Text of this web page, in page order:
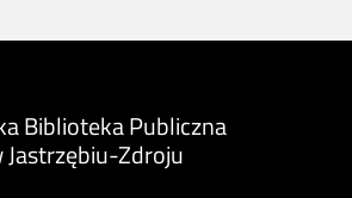
Biblioteka Publiczna
Jastrzębiu-Zdroju